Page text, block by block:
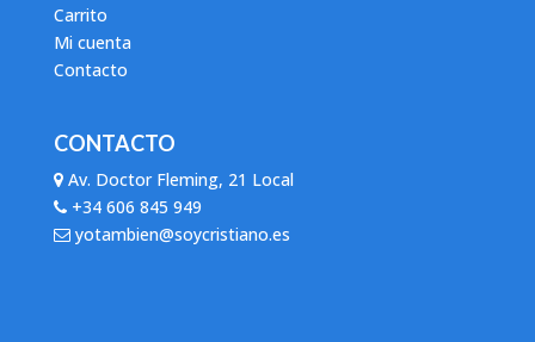
Carrito
Mi cuenta
Contacto
CONTACTO
Av. Doctor Fleming, 21 Local
+34 606 845 949
yotambien@soycristiano.es